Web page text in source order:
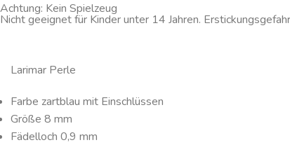
Achtung: Kein Spielzeug
Nicht geeignet für Kinder unter 14 Jahren.
Larimar Perle
Farbe zartblau mit Einschlüssen
Größe 8 mm
Fädelloch 0,9 mm